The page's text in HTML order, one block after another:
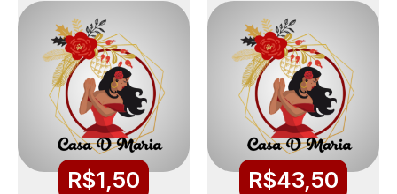
R$1,50 R$43,50